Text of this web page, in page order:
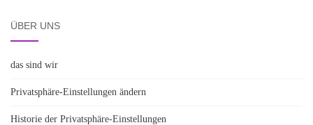
ÜBER UNS
das sind wir
Privatsphäre-Einstellungen ändern
Historie der Privatsphäre-Einstellungen